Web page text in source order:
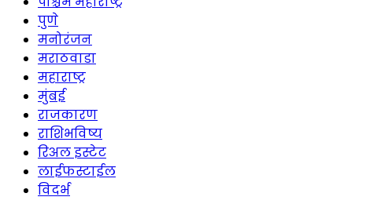
पुणे
मनोरंजन
मराठवाडा
महाराष्ट्र
मुंबई
राजकारण
राशिभविष्य
रिअल इस्टेट
लाईफस्टाईल
विदर्भ